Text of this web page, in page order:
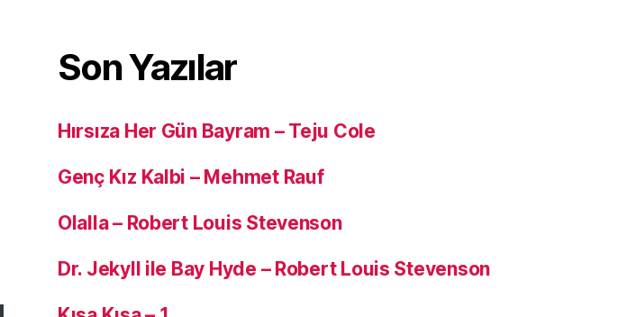
Son Yazılar
Hırsıza Her Gün Bayram – Teju Cole
Genç Kız Kalbi – Mehmet Rauf
Olalla – Robert Louis Stevenson
Dr. Jekyll ile Bay Hyde – Robert Louis Stevenson